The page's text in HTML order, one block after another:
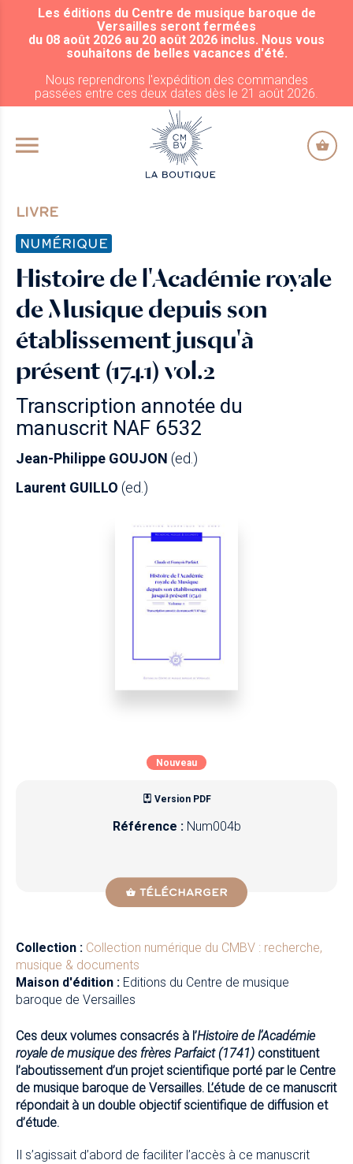
ALLER AU CONTENU PRINCIPAL
Les éditions du Centre de musique baroque de
Versailles seront fermées
du 08 août 2026 au 20 août 2026 inclus. Nous vous
souhaitons de belles vacances d'été.
Nous reprendrons l'expédition des commandes
passées entre ces deux dates dès le 21 août 2026.
LIVRE
NUMÉRIQUE
Histoire de l'Académie royale
de Musique depuis son
établissement jusqu'à
présent (1741) vol.2
Transcription annotée du
manuscrit NAF 6532
Jean-Philippe GOUJON (ed.)
Laurent GUILLO (ed.)
Nouveau
Version PDF
Référence : Num004b
TÉLÉCHARGER
Collection : Collection numérique du CMBV : recherche,
musique & documents
Maison d'édition : Editions du Centre de musique
baroque de Versailles
Ces deux volumes consacrés à l’Histoire de l’Académie
royale de musique des frères Parfaict (1741) constituent
l’aboutissement d’un projet scientifique porté par le Centre
de musique baroque de Versailles. L’étude de ce manuscrit
répondait à un double objectif scientifique de diffusion et
d’étude.
Il s’agissait d’abord de faciliter l’accès à ce manuscrit